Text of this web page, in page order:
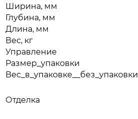
Ширина, мм
Глубина, мм
Длина, мм
Вес, кг
Управление
Размер_упаковки
Вес_в_упаковке__без_упаковки
Отделка